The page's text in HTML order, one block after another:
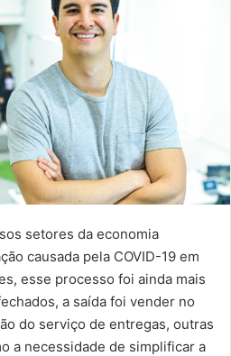
setores da economia
causada pela COVID-19 em
esse processo foi ainda mais
a saída foi vender no
do serviço de entregas, outras
a necessidade de simplificar a